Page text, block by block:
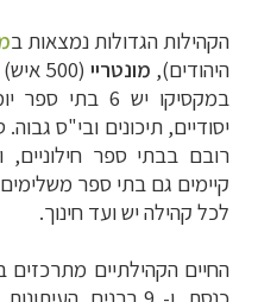
הקהילות הגדולות נמצאות ב
היהודים), מונטריי (500 איש) ו
במקסיקו יש 6
רובם בבתי ספר
קיימים גם בתי ספר משלימים שבהם כ-
לכל קהילה יש ועד חינוך.